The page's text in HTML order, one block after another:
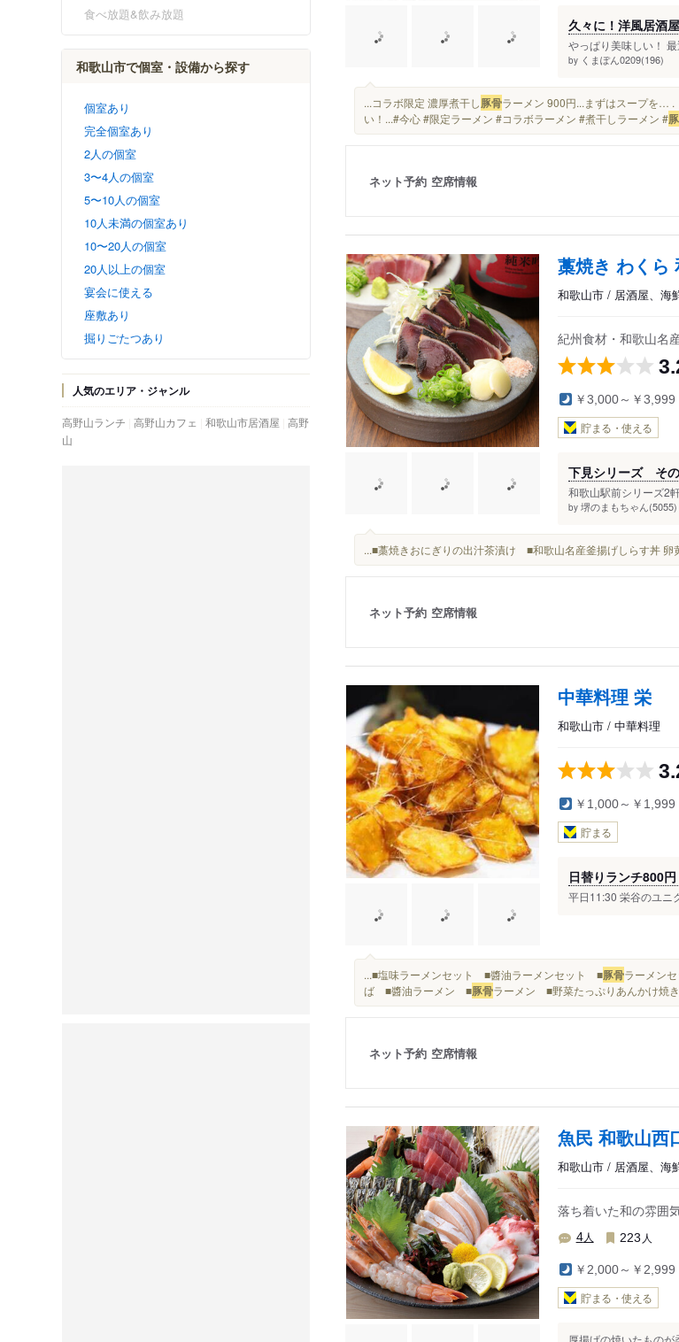
食べ放題&飲み放題
和歌山市で個室・設備から探す
個室あり
完全個室あり
2人の個室
3〜4人の個室
5〜10人の個室
10人未満の個室あり
10〜20人の個室
20人以上の個室
宴会に使える
座敷あり
掘りごたつあり
人気のエリア・ジャンル
高野山ランチ 高野山カフェ 和歌山市居酒屋 高野
山
久々に！洋風居酒
やっぱり美味しい！
by くまぽん0209(196)
...コラボ限定 濃厚煮干し豚骨ラーメン 900円...まずはスープを… .
い！...#今心 #限定ラーメン #コラボラーメン #煮干しラーメン #
ネット予約 空席情報
藁焼き わくら
和歌山市 / 居酒屋、海
紀州食材・和歌山名
￥3,000～￥3,999
貯まる・使える
下見シリーズ そ
和歌山駅前シリーズ2
by 堺のまもちゃん(5055)
...■藁焼きおにぎりの出汁茶漬け ■和歌山名産釜揚げしらす丼
ネット予約 空席情報
中華料理 栄
和歌山市 / 中華料理
￥1,000～￥1,999
貯まる
日替りランチ800
平日11:30 栄谷のユニ
...■塩味ラーメンセット ■醬油ラーメンセット ■豚骨ラーメン
ば ■醬油ラーメン ■豚骨ラーメン ■野菜たっぷりあんかけ焼き
ネット予約 空席情報
魚民 和歌山西
和歌山市 / 居酒屋、海
落ち着いた和の雰囲
4人 223 人
￥2,000～￥2,999
貯まる・使える
厚揚げの焼いたもの